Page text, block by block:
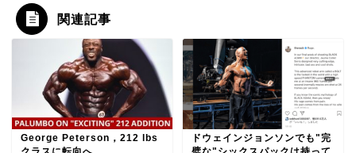
関連記事
George Peterson，212 lbs
ドウェインジョンソンでも"完